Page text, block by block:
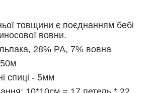
товщини є поєднанням бебі
вовни.
28% PA, 7% вовна
спиці - 5мм